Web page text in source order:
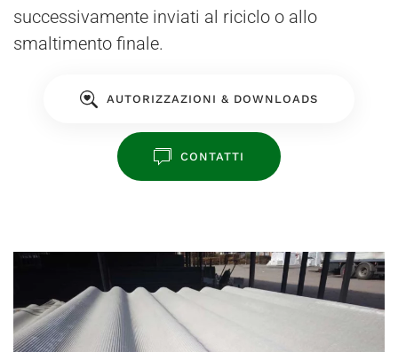
successivamente inviati al riciclo o allo
smaltimento finale.
AUTORIZZAZIONI & DOWNLOADS
CONTATTI